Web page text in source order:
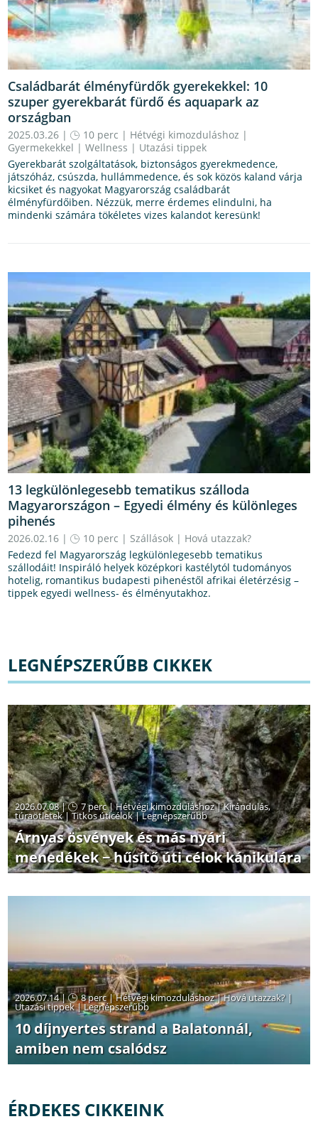
Családbarát élményfürdők gyerekekkel: 10
szuper gyerekbarát fürdő és aquapark az
országban
2025.03.26 | 10 perc | Hétvégi kimozduláshoz |
Gyermekekkel |Wellness | Utazási tippek
Gyerekbarát szolgáltatások, biztonságos gyerekmedence,
játszóház, csúszda, hullámmedence, és sok közös kaland várja
kicsiket és nagyokat Magyarország családbarát
élményfürdőiben. Nézzük, merre érdemes elindulni, ha
mindenki számára tökéletes vizes kalandot keresünk!
13 legkülönlegesebb tematikus szálloda
Magyarországon – Egyedi élmény és különleges
pihenés
2026.02.16 | 10 perc | Szállások | Hová utazzak?
Fedezd fel Magyarország legkülönlegesebb tematikus
szállodáit! Inspiráló helyek középkori kastélytól tudományos
hotelig, romantikus budapesti pihenéstől afrikai életérzésig –
tippek egyedi wellness- és élményutakhoz.
LEGNÉPSZERŰBB CIKKEK
2026.07.08 | 7 perc|Hétvégi kimozduláshoz|Kirándulás,
túraötletek|Titkos úticélok|Legnépszerűbb
Árnyas ösvények és más nyári
menedékek − hűsítő úti célok kánikulára
2026.07.14 | 8 perc|Hétvégi kimozduláshoz|Hová utazzak? |
Utazási tippek|Legnépszerűbb
10 díjnyertes strand a Balatonnál,
amiben nem csalódsz
ÉRDEKES CIKKEINK